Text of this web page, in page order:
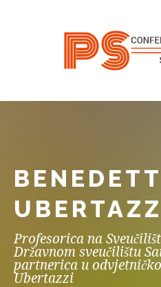
Profesorica na
Državnom sveučilištu
partnerica u
Ubertazzi